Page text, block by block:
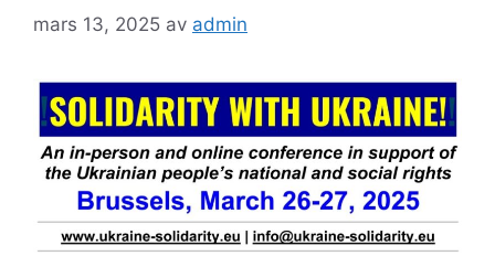
mars 13, 2025 av admin